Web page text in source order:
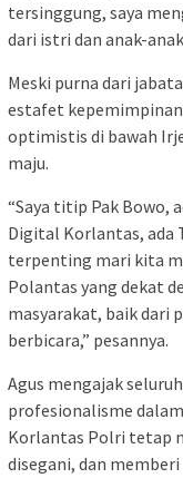
tersinggung, saya
dari istri dan anak-
Meski purna dari
estafet kepemimpinan
optimistis di bawah
maju.
“Saya titip Pak Bowo,
Digital Korlantas, ada
terpenting mari kita
Polantas yang dekat
masyarakat, baik dari
berbicara,” pesannya.
Agus mengajak
profesionalisme
Korlantas Polri tetap
disegani, dan